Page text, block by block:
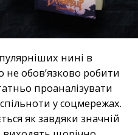
нині в
не обов’язково робити
проаналізувати
у соцмережах.
як завдяки значній